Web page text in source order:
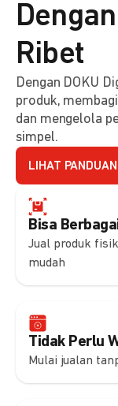
Bisa
Jual produk
mudah
Tidak Perlu
Mulai jualan
Ribet
Dengan DOKU
produk,
dan mengelola
simpel.
LIHAT PANDUAN